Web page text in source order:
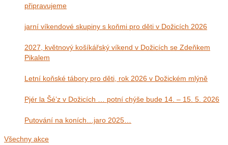
připravujeme
jarní víkendové skupiny s koňmi pro děti v Dožicích 2026
2027, květnový košíkářský víkend v Dožicích se Zdeňkem
Pikalem
Letní koňské tábory pro děti, rok 2026 v Dožickém mlýně
Pjér la Šé’z v Dožicích … potní chýše bude 14. – 15. 5. 2026
Putování na koních…jaro 2025…
Všechny akce